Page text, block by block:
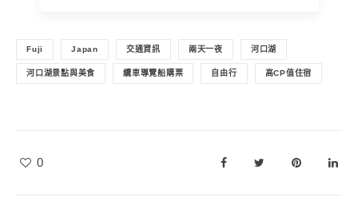
Fuji Japan 交通資訊 兩天一夜 河口湖
河口湖景點與美食 纜車導覽船購票 自由行 高CP值住宿
0